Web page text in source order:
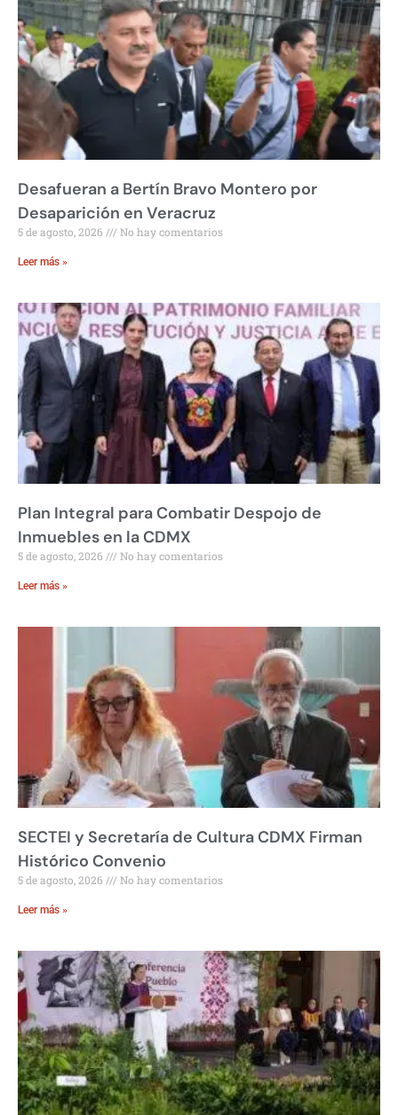
Desafueran a Bertín Bravo Montero por
Desaparición en Veracruz
5 de agosto, 2026 No hay comentarios
Leer más »
Plan Integral para Combatir Despojo de
Inmuebles en la CDMX
5 de agosto, 2026 No hay comentarios
Leer más »
SECTEI y Secretaría de Cultura CDMX Firman
Histórico Convenio
5 de agosto, 2026 No hay comentarios
Leer más »